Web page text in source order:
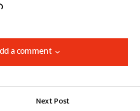
a comment
a comment
Next Post